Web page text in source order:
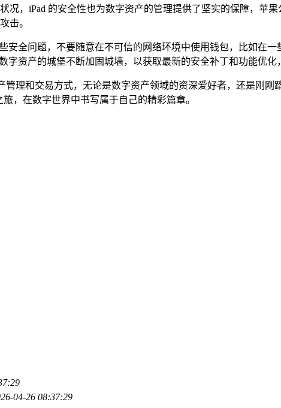
，iPad 的安全性也为数字资产的管理提供了坚实的保障，苹
击。
安全问题，不要随意在不可信的网络环境中使用钱包，比如在
字资产的城堡不断加固城墙，以获取最新的安全补丁和功能优
理和交易方式，无论是数字资产领域的资深爱好者，还是刚刚
，在数字世界中书写属于自己的精彩篇章。
04-26 08:37:29